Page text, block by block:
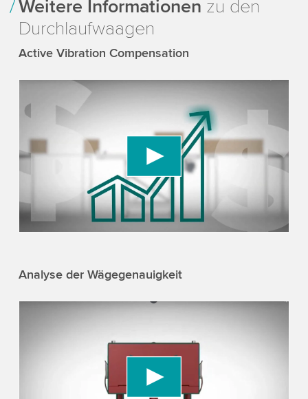
Weitere Informationen zu den
Durchlaufwaagen
Active Vibration Compensation
We use a third party service to embed video
content that may collect data about your activity.
Please review the details and accept the service
to watch this video.
Analyse der Wägegenauigkeit
We use a third party service to embed video
content that may collect data about your activity.
Please review the details and accept the service